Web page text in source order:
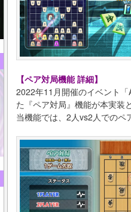
【ペア対局機能 詳細】
2022年11月開催のイベント
た『ペア対局』機能が本実装
当機能では、2人vs2人でのペ